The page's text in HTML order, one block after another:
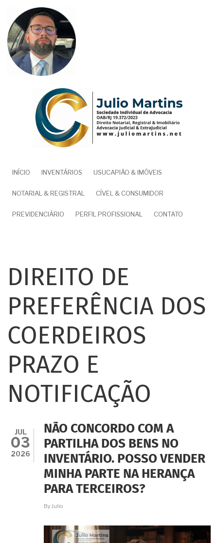
para
conteúdo
principal
NAVEGAÇÃO
PRINCIPAL
INÍCIO INVENTÁRIOS USUCAPIÃO & IMÓVEIS
NOTARIAL & REGISTRAL CÍVEL & CONSUMIDOR
PREVIDENCIÁRIO PERFIL PROFISSIONAL CONTATO
DIREITO DE
PREFERÊNCIA DOS
COERDEIROS
PRAZO E
NOTIFICAÇÃO
JUL
03
2026
NÃO CONCORDO COM A
PARTILHA DOS BENS NO
INVENTÁRIO. POSSO VENDER
MINHA PARTE NA HERANÇA
PARA TERCEIROS?
By Julio